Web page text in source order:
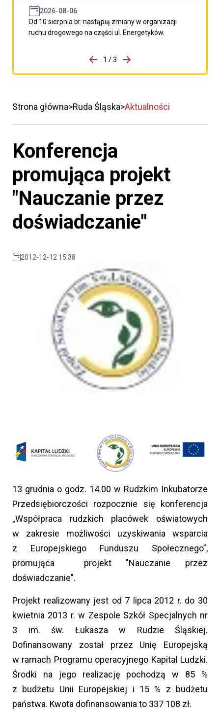
2026-08-06
Od 10 sierpnia br. nastąpią zmiany w organizacji
ruchu drogowego na części ul. Energetyków.
porzpedniego komunikatu
1 / 3
Przejdź do następnego
Strona główna Ruda Śląska Aktualności
Konferencja
promująca projekt
"Nauczanie przez
doświadczanie"
2012-12-12 15:38
13 grudnia o godz. 14.00 w Rudzkim Inkubatorze
Przedsiębiorczości rozpocznie się konferencja
„Współpraca rudzkich placówek oświatowych
w zakresie możliwości uzyskiwania wsparcia
z Europejskiego Funduszu Społecznego”,
promująca projekt "Nauczanie przez
doświadczanie".
Projekt realizowany jest od 7 lipca 2012 r. do 30
kwietnia 2013 r. w Zespole Szkół Specjalnych nr
3 im. św. Łukasza w Rudzie Śląskiej.
Dofinansowany został przez Unię Europejską
w ramach Programu operacyjnego Kapitał Ludzki.
Środki na jego realizację pochodzą w 85 %
z budżetu Unii Europejskiej i 15 % z budżetu
państwa. Kwota dofinansowania to 337 108 zł.